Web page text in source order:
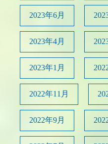
2023年6月
2023年4月
2023年1月
2022年11月
2022年9月